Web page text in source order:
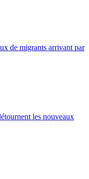
de migrants arrivant par
les nouveaux